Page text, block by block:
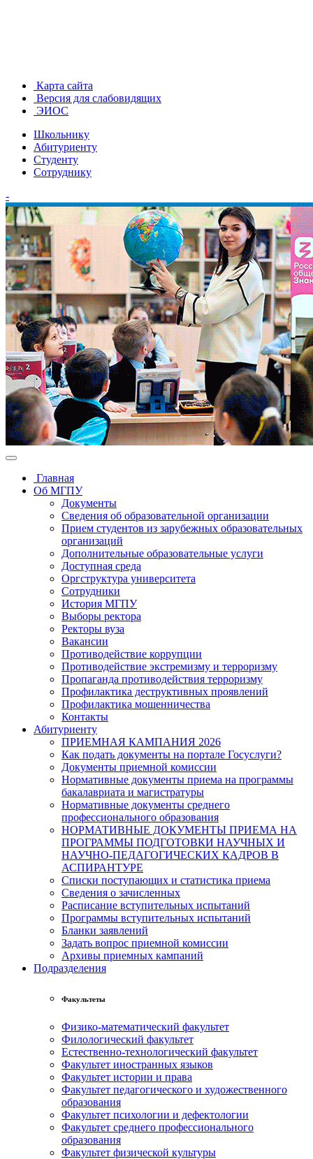
Карта сайта
Версия для слабовидящих
ЭИОС
Школьнику
Абитуриенту
Студенту
Сотруднику
-
Главная
Об МГПУ
Документы
Сведения об образовательной организации
Прием студентов из зарубежных образовательных
организаций
Дополнительные образовательные услуги
Доступная среда
Оргструктура университета
Сотрудники
История МГПУ
Выборы ректора
Ректоры вуза
Вакансии
Противодействие коррупции
Противодействие экстремизму и терроризму
Пропаганда противодействия терроризму
Профилактика деструктивных проявлений
Профилактика мошенничества
Контакты
Абитуриенту
ПРИЕМНАЯ КАМПАНИЯ 2026
Как подать документы на портале Госуслуги?
Документы приемной комиссии
Нормативные документы приема на программы
бакалавриата и магистратуры
Нормативные документы среднего
профессионального образования
НОРМАТИВНЫЕ ДОКУМЕНТЫ ПРИЕМА НА
ПРОГРАММЫ ПОДГОТОВКИ НАУЧНЫХ И
НАУЧНО-ПЕДАГОГИЧЕСКИХ КАДРОВ В
АСПИРАНТУРЕ
Списки поступающих и статистика приема
Сведения о зачисленных
Расписание вступительных испытаний
Программы вступительных испытаний
Бланки заявлений
Задать вопрос приемной комиссии
Архивы приемных кампаний
Подразделения
Факультеты
Физико-математический факультет
Филологический факультет
Естественно-технологический факультет
Факультет иностранных языков
Факультет истории и права
Факультет педагогического и художественного
образования
Факультет психологии и дефектологии
Факультет среднего профессионального
образования
Факультет физической культуры